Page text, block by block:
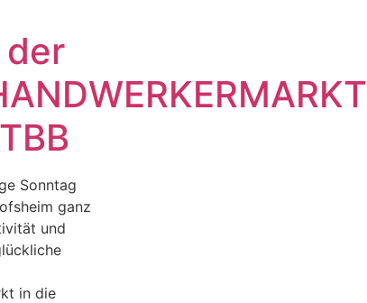
der
Sonntag
ganz
und
in die